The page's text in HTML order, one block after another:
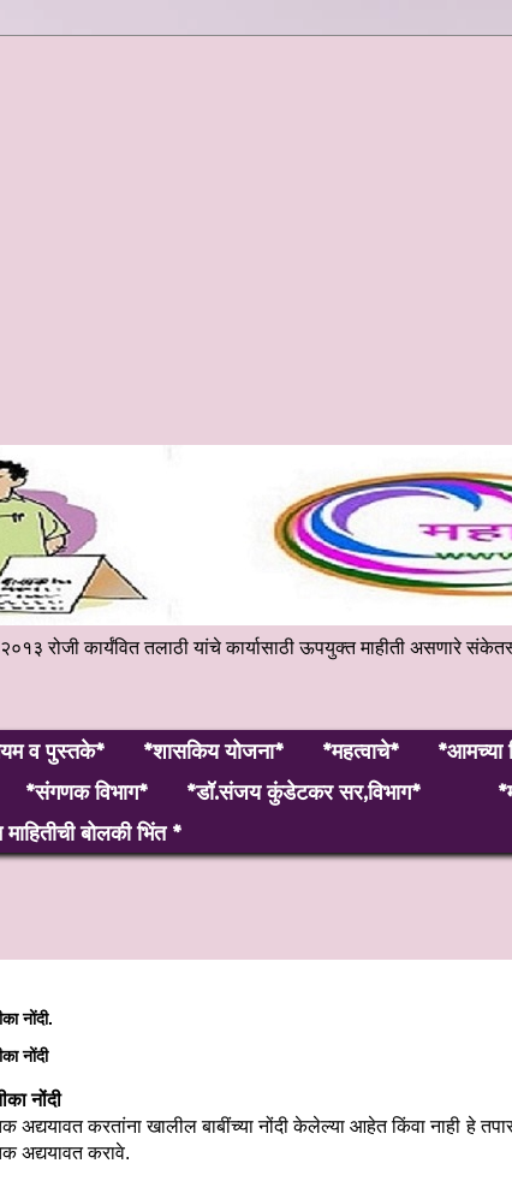
२०१३ रोजी कार्यंवित तलाठी यांचे कार्यासाठी ऊपयुक्त माहीती
व पुस्तके* *शासकिय योजना* *महत्वाचे* *आमच्या
*संगणक विभाग* *डॉ.संजय कुंडेटकर सर,विभाग*
बोलकी भिंत *
नोंदी.
नोंदी
नोंदी
अद्ययावत करतांना खालील बाबींच्या नोंदी केलेल्या आहेत किंवा नाही हे
अद्ययावत करावे.